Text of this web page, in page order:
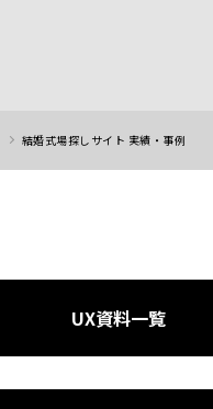
結婚式場探しサイト 実績・事例
UX資料一覧